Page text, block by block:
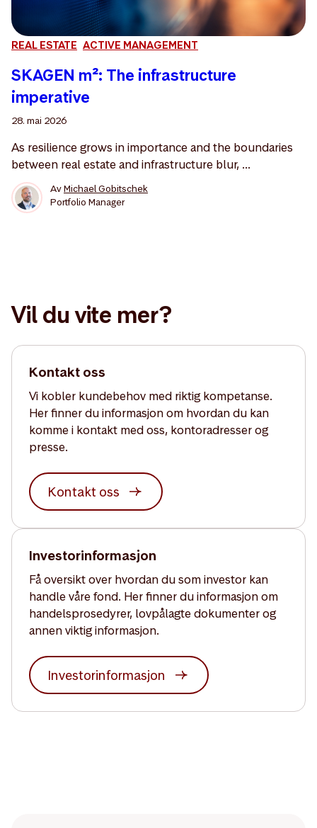
REAL ESTATE ACTIVE MANAGEMENT
SKAGEN m²: The infrastructure
imperative
28. mai 2026
As resilience grows in importance and the boundaries
between real estate and infrastructure blur, ...
AvMichael Gobitschek
Portfolio Manager
Vil du vite mer?
Kontakt oss
Vi kobler kundebehov med riktig kompetanse.
Her finner du informasjon om hvordan du kan
komme i kontakt med oss, kontoradresser og
presse.
Kontakt oss
Investorinformasjon
Få oversikt over hvordan du som investor kan
handle våre fond. Her finner du informasjon om
handelsprosedyrer, lovpålagte dokumenter og
annen viktig informasjon.
Investorinformasjon